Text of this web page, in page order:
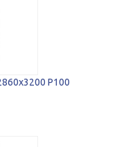
P100